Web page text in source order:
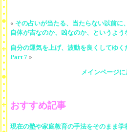
« その占いが当たる、当たらない以前に
自体が吉なのか、凶なのか、というよ
自分の運気を上げ、波動を良くしてゆ
Part 7 »
メインページに
おすすめ記事
現在の塾や家庭教育の手法をそのまま